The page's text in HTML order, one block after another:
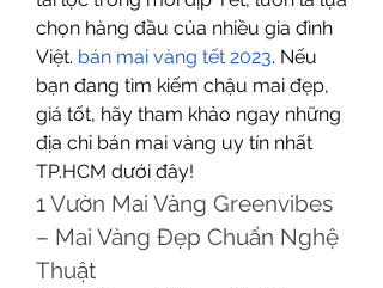
chọn hàng đầu của nhiều gia đình
Việt. bán mai vàng tết 2023. Nếu
bạn đang tìm kiếm chậu mai đẹp,
giá tốt, hãy tham khảo ngay những
địa chỉ bán mai vàng uy tín nhất
TP.HCM dưới đây!
1️ Vườn Mai Vàng Greenvibes
– Mai Vàng Đẹp Chuẩn Nghệ
Thuật